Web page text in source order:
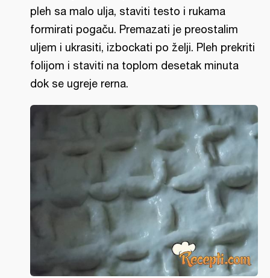
pleh sa malo ulja, staviti testo i rukama
formirati pogaču. Premazati je preostalim
uljem i ukrasiti, izbockati po želji. Pleh prekriti
folijom i staviti na toplom desetak minuta
dok se ugreje rerna.